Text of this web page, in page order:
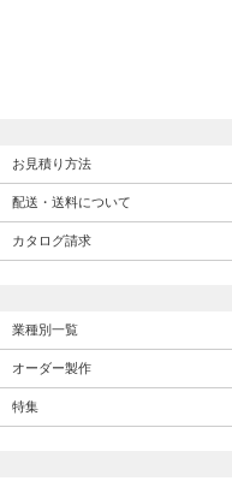
お見積り方法
配送・送料について
カタログ請求
業種別一覧
オーダー製作
特集